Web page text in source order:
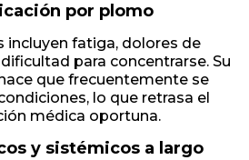
por plomo
incluyen fatiga, dolores de
para concentrarse. Su
que frecuentemente se
lo que retrasa el
médica oportuna.
y sistémicos a largo